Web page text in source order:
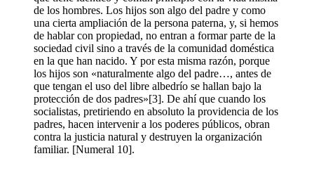
de los hombres. Los hijos son algo del padre y como
una cierta ampliación de la persona paterna, y, si hemos
de hablar con propiedad, no entran a formar parte de la
sociedad civil sino a través de la comunidad doméstica
en la que han nacido. Y por esta misma razón, porque
los hijos son «naturalmente algo del padre…, antes de
que tengan el uso del libre albedrío se hallan bajo la
protección de dos padres»[3]. De ahí que cuando los
socialistas, pretiriendo en absoluto la providencia de los
padres, hacen intervenir a los poderes públicos, obran
contra la justicia natural y destruyen la organización
familiar. [Numeral 10].